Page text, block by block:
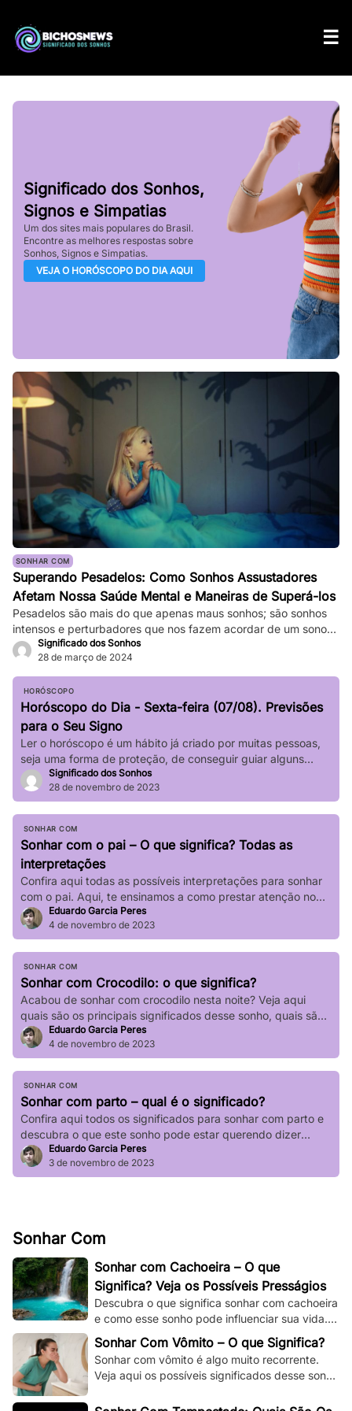
Significado dos Sonhos,
Signos e Simpatias
Um dos sites mais populares do Brasil.
Encontre as melhores respostas sobre
Sonhos, Signos e Simpatias.
VEJA O HORÓSCOPO DO DIA AQUI
SONHAR COM
Superando Pesadelos: Como Sonhos Assustadores
Afetam Nossa Saúde Mental e Maneiras de Superá-los
Pesadelos são mais do que apenas maus sonhos; são sonhos
intensos e perturbadores que nos fazem acordar de um sono
profundo. Eles podem ser tão vívidos e assustadores que
fazem nosso coração bater forte, e a sensação de medo
persiste mesmo depois de acordarmos. Enquanto pesadelos
ocasionais são comuns, ocorrências frequentes podem
impactar significativamente nossa […]
Significado dos Sonhos
28 de março de 2024
HORÓSCOPO
Horóscopo do Dia - Sexta-feira (07/08). Previsões
para o Seu Signo
Ler o horóscopo é um hábito já criado por muitas pessoas,
seja uma forma de proteção, de conseguir guiar alguns
passos de sua vida e até mesmo de sair de determinadas
“roubadas”, não é mesmo? Quer saber o que os astros estão
prevendo para seu signo no dia de hoje? Basta verificar
Significado dos Sonhos
28 de novembro de 2023
SONHAR COM
Sonhar com o pai – O que significa? Todas as
interpretações
Confira aqui todas as possíveis interpretações para sonhar
com o pai. Aqui, te ensinamos a como prestar atenção no
seu sonho!Eduardo Garcia Peres
4 de novembro de 2023
SONHAR COM
Sonhar com Crocodilo: o que significa?
Acabou de sonhar com crocodilo nesta noite? Veja aqui
quais são os principais significados desse sonho, quais são
suas principais variações!
Eduardo Garcia Peres
4 de novembro de 2023
SONHAR COM
Sonhar com parto – qual é o significado?
Confira aqui todos os significados para sonhar com parto e
descubra o que este sonho pode estar querendo dizer
sobre a sua vida.
Eduardo Garcia Peres
3 de novembro de 2023
Sonhar Com
Sonhar com Cachoeira – O que
Significa? Veja os Possíveis Presságios
Descubra o que significa sonhar com cachoeira
e como esse sonho pode influenciar sua vida.
Explore os significados espirituais,
psicológicos!
Sonhar Com Vômito – O que Significa?
Sonhar com vômito é algo muito recorrente.
Veja aqui os possíveis significados desse sonho